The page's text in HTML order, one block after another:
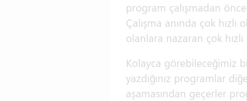
program çalışmadan
Çalışma anında çok
olanlara nazaran çok hızlı
Kolayca görebileceğimiz
yazdığınız programlar
aşamasından geçerler